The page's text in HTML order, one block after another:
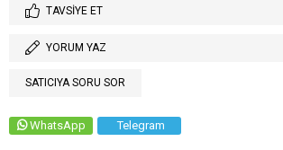
TAVSIYE ET
YORUM YAZ
SATICIYA SORU SOR
WhatsApp Telegram